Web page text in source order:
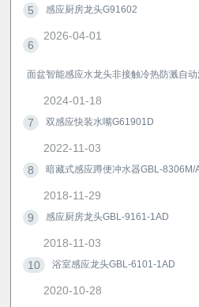
5
感应厨房龙头G91602
2026-04-01
6
面盆智能感应水龙头非接触冷热防溅自
2024-01-18
7
双感应快装水嘴G61901D
2022-11-03
8
暗藏式感应蹲便冲水器GBL-8306M/
2018-11-29
9
感应厨房龙头GBL-9161-1AD
2018-11-03
10
浴室感应龙头GBL-6101-1AD
2020-10-28